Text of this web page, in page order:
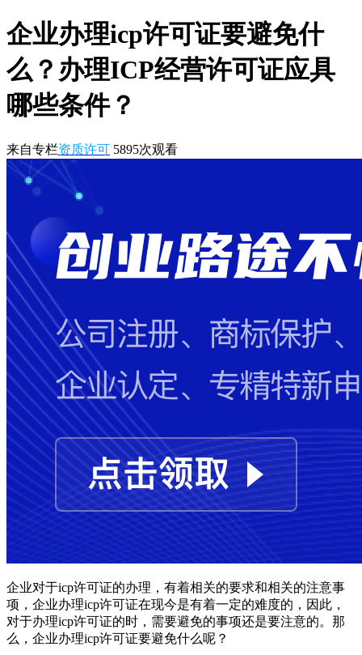
企业办理icp许可证要避免什
么？办理ICP经营许可证应具
哪些条件？
来自专栏资质许可 5895次观看
企业对于icp许可证的办理，有着相关的要求和相关的注意事
项，企业办理icp许可证在现今是有着一定的难度的，因此，
对于办理icp许可证的时，需要避免的事项还是要注意的。那
么，企业办理icp许可证要避免什么呢？